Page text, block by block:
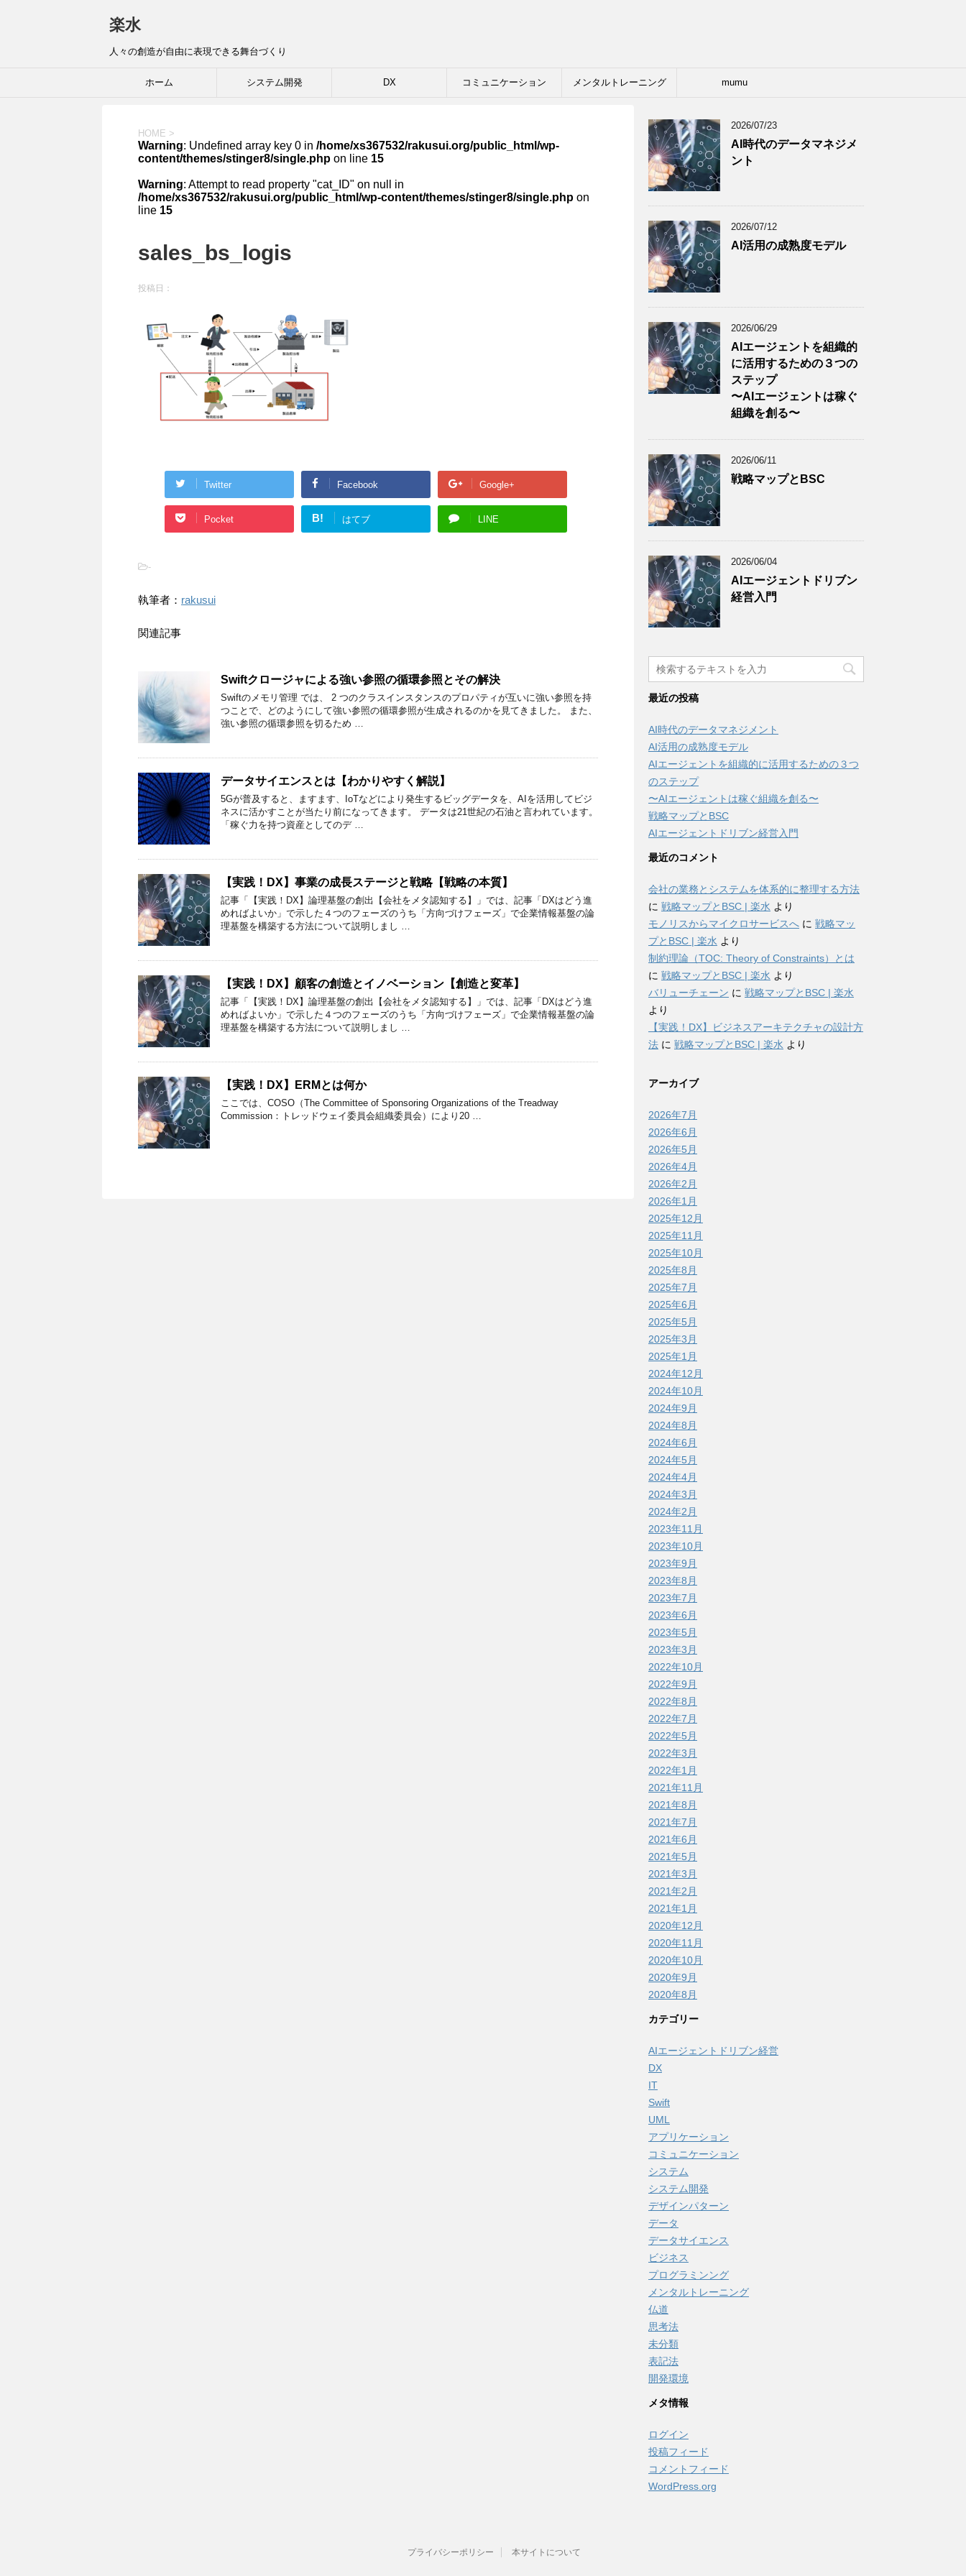
楽水
人々の創造が自由に表現できる舞台づくり
ホーム システム開発 DX コミュニケーション メンタルトレーニング mumu
HOME >
Warning: Undefined array key 0 in /home/xs367532/rakusui.org/public_html/wp-
content/themes/stinger8/single.php on line 15
Warning: Attempt to read property "cat_ID" on null in
/home/xs367532/rakusui.org/public_html/wp-content/themes/stinger8/single.php on
line 15
sales_bs_logis
投稿日：
Twitter Facebook Google+
Pocket B! はてブ LINE
-
執筆者： rakusui
関連記事
Swiftクロージャによる強い参照の循環参照とその解決
Swiftのメモリ管理 では、 2 つのクラスインスタンスのプロパティが互いに強い参照を持
つことで、どのようにして強い参照の循環参照が生成されるのかを見てきました。 また、
強い参照の循環参照を切るため …
データサイエンスとは【わかりやすく解説】
5Gが普及すると、ますます、IoTなどにより発生するビッグデータを、AIを活用してビジ
ネスに活かすことが当たり前になってきます。 データは21世紀の石油と言われています。
「稼ぐ力を持つ資産としてのデ …
【実践！DX】事業の成長ステージと戦略【戦略の本質】
記事「【実践！DX】論理基盤の創出【会社をメタ認知する】」では、記事「DXはどう進
めればよいか」で示した４つのフェーズのうち「方向づけフェーズ」で企業情報基盤の論
理基盤を構築する方法について説明しまし …
【実践！DX】顧客の創造とイノベーション【創造と変革】
記事「【実践！DX】論理基盤の創出【会社をメタ認知する】」では、記事「DXはどう進
めればよいか」で示した４つのフェーズのうち「方向づけフェーズ」で企業情報基盤の論
理基盤を構築する方法について説明しまし …
【実践！DX】ERMとは何か
ここでは、COSO（The Committee of Sponsoring Organizations of the Treadway
Commission：トレッドウェイ委員会組織委員会）により20 …
2026/07/23
AI時代のデータマネジメ
ント
2026/07/12
AI活用の成熟度モデル
2026/06/29
AIエージェントを組織的
に活用するための３つの
ステップ
〜AIエージェントは稼ぐ
組織を創る〜
2026/06/11
戦略マップとBSC
2026/06/04
AIエージェントドリブン
経営入門
最近の投稿
AI時代のデータマネジメント
AI活用の成熟度モデル
AIエージェントを組織的に活用するための３つ
のステップ
〜AIエージェントは稼ぐ組織を創る〜
戦略マップとBSC
AIエージェントドリブン経営入門
最近のコメント
会社の業務とシステムを体系的に整理する方法
に 戦略マップとBSC | 楽水 より
モノリスからマイクロサービスへ に 戦略マッ
プとBSC | 楽水 より
制約理論（TOC: Theory of Constraints）とは
に 戦略マップとBSC | 楽水 より
バリューチェーン に 戦略マップとBSC | 楽水
より
【実践！DX】ビジネスアーキテクチャの設計方
法 に 戦略マップとBSC | 楽水 より
アーカイブ
2026年7月
2026年6月
2026年5月
2026年4月
2026年2月
2026年1月
2025年12月
2025年11月
2025年10月
2025年8月
2025年7月
2025年6月
2025年5月
2025年3月
2025年1月
2024年12月
2024年10月
2024年9月
2024年8月
2024年6月
2024年5月
2024年4月
2024年3月
2024年2月
2023年11月
2023年10月
2023年9月
2023年8月
2023年7月
2023年6月
2023年5月
2023年3月
2022年10月
2022年9月
2022年8月
2022年7月
2022年5月
2022年3月
2022年1月
2021年11月
2021年8月
2021年7月
2021年6月
2021年5月
2021年3月
2021年2月
2021年1月
2020年12月
2020年11月
2020年10月
2020年9月
2020年8月
カテゴリー
AIエージェントドリブン経営
DX
IT
Swift
UML
アプリケーション
コミュニケーション
システム
システム開発
デザインパターン
データ
データサイエンス
ビジネス
プログラミンング
メンタルトレーニング
仏道
思考法
未分類
表記法
開発環境
メタ情報
ログイン
投稿フィード
コメントフィード
WordPress.org
プライバシーポリシー 本サイトについて